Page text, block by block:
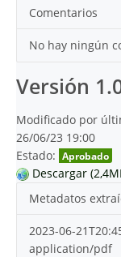
Comentarios
No hay ningún
Versión
Modificado por
26/06/23 19:00
Estado: Aprobado
Descargar
Metadatos
2023-06-
application/pdf